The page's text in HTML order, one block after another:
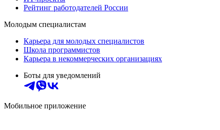
Рейтинг работодателей России
Молодым специалистам
Карьера для молодых специалистов
Школа программистов
Карьера в некоммерческих организациях
Боты для уведомлений
Мобильное приложение